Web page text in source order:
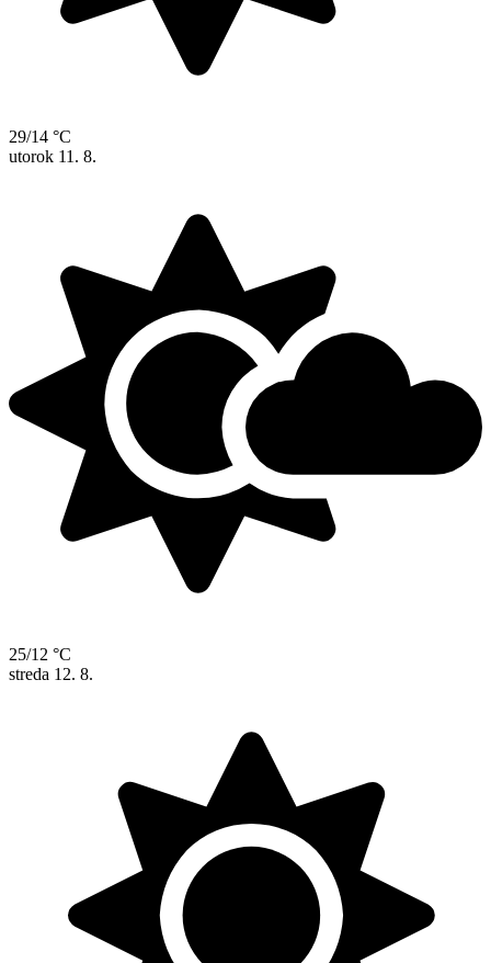
29/14 °C
utorok 11. 8.
25/12 °C
streda 12. 8.